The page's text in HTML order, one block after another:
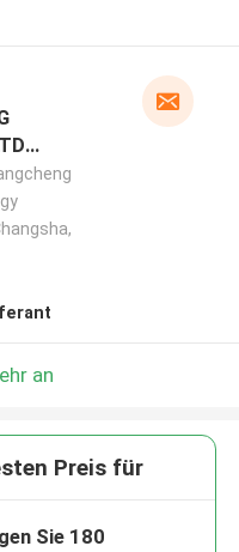
an
Preis für
Sie 180